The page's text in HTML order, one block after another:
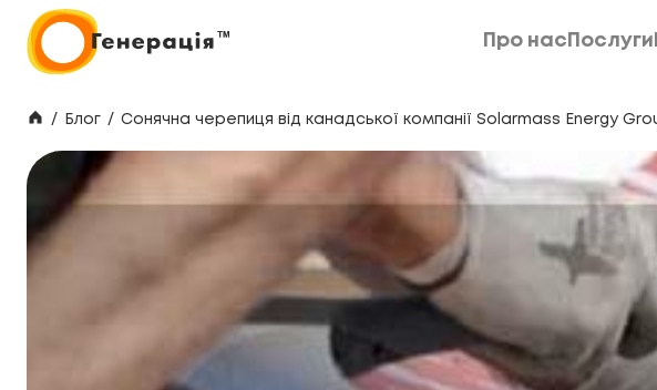
Про нас Послуги
/ Блог / Сонячна черепиця від канадської компанії Solarmass Energy